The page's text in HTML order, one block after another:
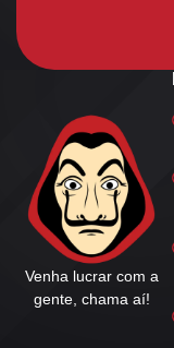
Venha lucrar com a
gente, chama aí!